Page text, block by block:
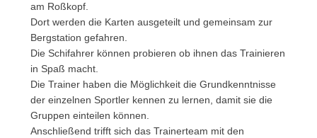
am Roßkopf.
Dort werden die Karten ausgeteilt und gemeinsam zur
Bergstation gefahren.
Die Schifahrer können probieren ob ihnen das Trainieren
in Spaß macht.
Die Trainer haben die Möglichkeit die Grundkenntnisse
der einzelnen Sportler kennen zu lernen, damit sie die
Gruppen einteilen können.
Anschließend trifft sich das Trainerteam mit den